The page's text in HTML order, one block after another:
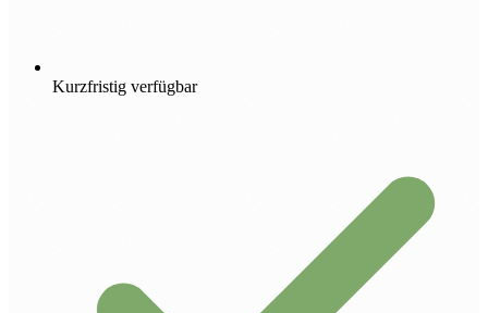
Kurzfristig verfügbar